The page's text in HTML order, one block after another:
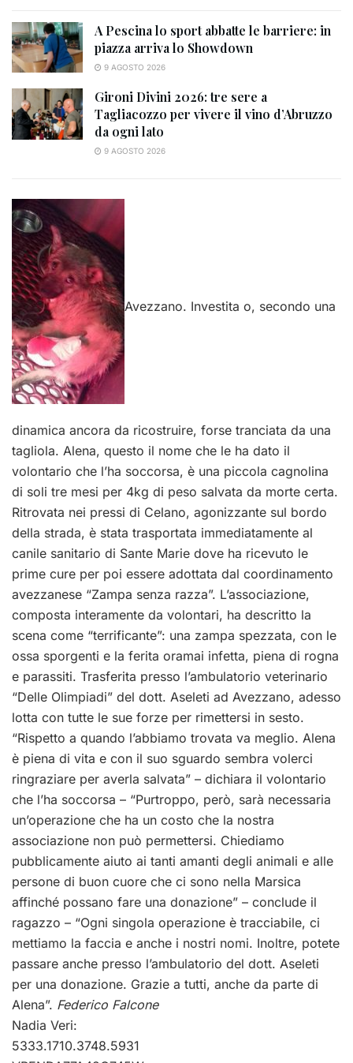
A Pescina lo sport abbatte le barriere: in
piazza arriva lo Showdown
9 AGOSTO 2026
Gironi Divini 2026: tre sere a
Tagliacozzo per vivere il vino d’Abruzzo
da ogni lato
9 AGOSTO 2026
Avezzano. Investita o, secondo una
dinamica ancora da ricostruire, forse tranciata da una
tagliola. Alena, questo il nome che le ha dato il
volontario che l’ha soccorsa, è una piccola cagnolina
di soli tre mesi per 4kg di peso salvata da morte certa.
Ritrovata nei pressi di Celano, agonizzante sul bordo
della strada, è stata trasportata immediatamente al
canile sanitario di Sante Marie dove ha ricevuto le
prime cure per poi essere adottata dal coordinamento
avezzanese “Zampa senza razza”. L’associazione,
composta interamente da volontari, ha descritto la
scena come “terrificante”: una zampa spezzata, con le
ossa sporgenti e la ferita oramai infetta, piena di rogna
e parassiti. Trasferita presso l’ambulatorio veterinario
“Delle Olimpiadi” del dott. Aseleti ad Avezzano, adesso
lotta con tutte le sue forze per rimettersi in sesto.
“Rispetto a quando l’abbiamo trovata va meglio. Alena
è piena di vita e con il suo sguardo sembra volerci
ringraziare per averla salvata” – dichiara il volontario
che l’ha soccorsa – “Purtroppo, però, sarà necessaria
un’operazione che ha un costo che la nostra
associazione non può permettersi. Chiediamo
pubblicamente aiuto ai tanti amanti degli animali e alle
persone di buon cuore che ci sono nella Marsica
affinché possano fare una donazione” – conclude il
ragazzo – “Ogni singola operazione è tracciabile, ci
mettiamo la faccia e anche i nostri nomi. Inoltre, potete
passare anche presso l’ambulatorio del dott. Aseleti
per una donazione. Grazie a tutti, anche da parte di
Alena”. Federico Falcone
Nadia Veri:
5333.1710.3748.5931